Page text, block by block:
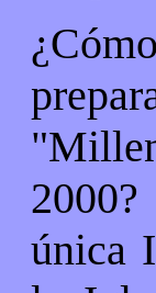
única